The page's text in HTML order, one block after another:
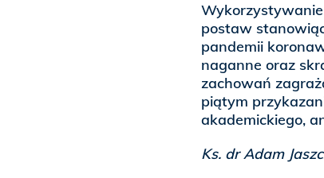
postaw
pandemii
naganne oraz
zachowań
piątym
akademickiego,
Ks. dr Adam